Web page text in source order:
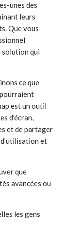
unes des
leurs
Que vous
solution qui
ce que
est un outil
d’écran,
et de partager
et
que
avancées ou
les gens